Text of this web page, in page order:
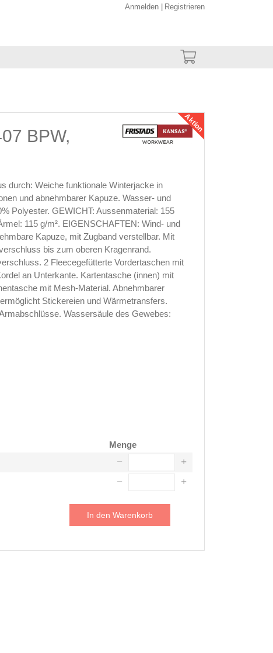
Anmelden Registrieren
Aktion
BPW,
durch: Weiche funktionale Winterjacke in
und abnehmbarer Kapuze. Wasser- und
Polyester. GEWICHT: Aussenmaterial: 155
115 g/m². EIGENSCHAFTEN: Wind- und
Kapuze, mit Zugband verstellbar. Mit
bis zum oberen Kragenrand.
2 Fleecegefütterte Vordertaschen mit
an Unterkante. Kartentasche (innen) mit
mit Mesh-Material. Abnehmbarer
Stickereien und Wärmetransfers.
Wassersäule des Gewebes:
Menge
In den Warenkorb